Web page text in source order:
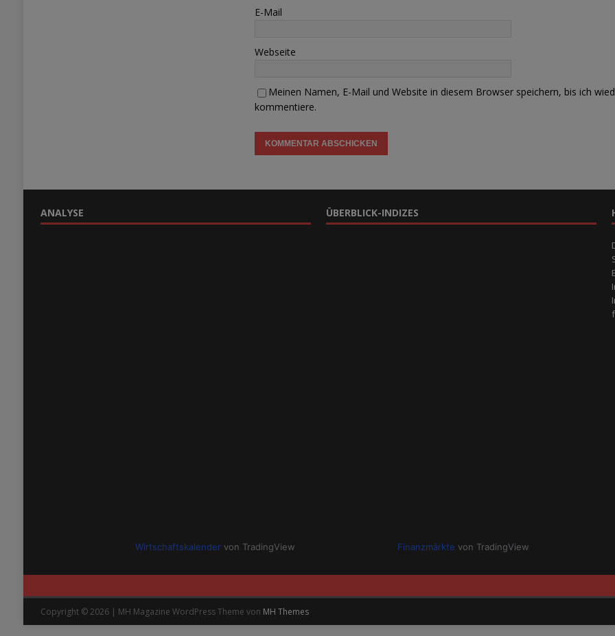
E-Mail
Webseite
Meinen Namen, E-Mail und Website in diesem Browser speichern, bis ich
kommentiere.
ANALYSE
Wirtschaftskalender von TradingView
ÜBERBLICK-INDIZES
Finanzmärkte von TradingView
Copyright © 2026 | MH Magazine WordPress Theme von MH Themes